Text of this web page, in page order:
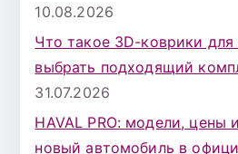
10.08.2026
Что такое 3D-коврики
выбрать подходящий
31.07.2026
HAVAL PRO: модели, цены
новый автомобиль в